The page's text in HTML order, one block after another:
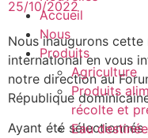
Accueil
Nous
Produits
Agriculture
Produits
récolte et
Eau
25/10/2022
Nous inaugurons
international en vous
notre direction au
République
Ayant été sélectionnés